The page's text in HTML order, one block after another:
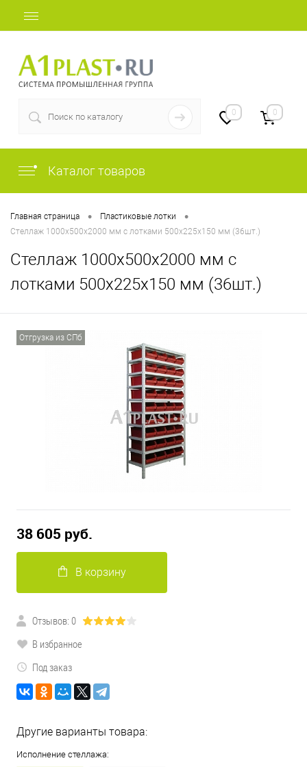
0 0
Каталог товаров
Главная страница • Пластиковые лотки •
Стеллаж 1000х500х2000 мм с лотками 500х225х150 мм (36шт.)
Стеллаж 1000х500х2000 мм с
лотками 500х225х150 мм (36шт.)
Отгрузка из СПб
38 605 руб.
В корзину
Отзывов: 0
В избранное
Под заказ
Другие варианты товара:
Исполнение стеллажа: